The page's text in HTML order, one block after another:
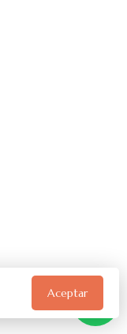
Aceptar